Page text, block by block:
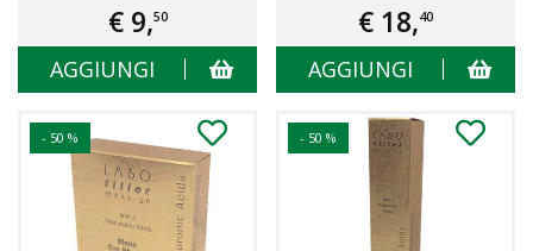
€ 9,50
AGGIUNGI
€ 18,40
AGGIUNGI
- 50 % - 50 %